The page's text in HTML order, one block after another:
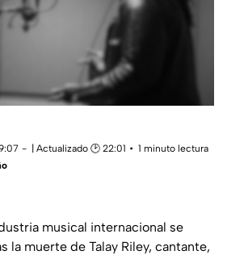
| Actualizado 🕑 22:01
1 minuto lectura
musical internacional se
la muerte de Talay Riley, cantante,